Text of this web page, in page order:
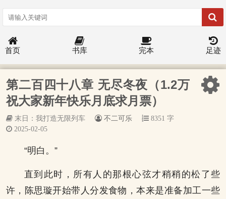
首页 书库 完本 足迹
第二百四十八章 无尽冬夜（1.2万
祝大家新年快乐月底求月票）
末日：我打造无限列车 不二可乐
8351 字
2025-02-05
“明白。”
直到此时，所有人的那根心弦才稍稍的松了些
许，陈思璇开始带人分发食物，本来是准备加工一些